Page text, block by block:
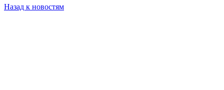
Назад к новостям